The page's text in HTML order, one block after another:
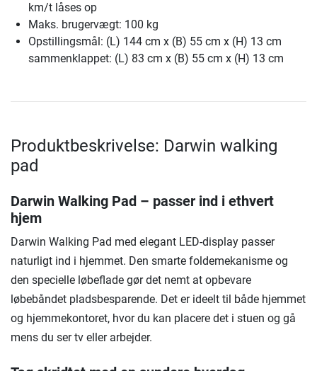
km/t låses op
Maks. brugervægt: 100 kg
Opstillingsmål: (L) 144 cm x (B) 55 cm x (H) 13 cm
sammenklappet: (L) 83 cm x (B) 55 cm x (H) 13 cm
Produktbeskrivelse: Darwin walking
pad
Darwin Walking Pad – passer ind i ethvert
hjem
Darwin Walking Pad med elegant LED-display passer
naturligt ind i hjemmet. Den smarte foldemekanisme og
den specielle løbeflade gør det nemt at opbevare
løbebåndet pladsbesparende. Det er ideelt til både hjemmet
og hjemmekontoret, hvor du kan placere det i stuen og gå
mens du ser tv eller arbejder.